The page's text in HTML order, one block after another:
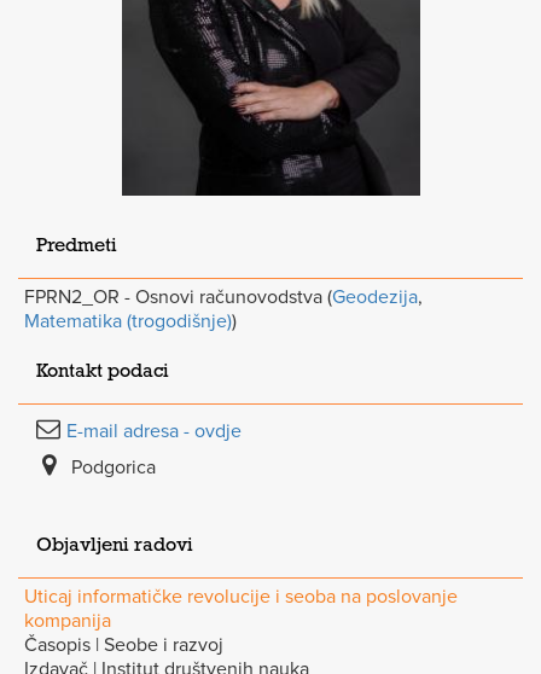
Predmeti
FPRN2_OR - Osnovi računovodstva (Geodezija,
Matematika (trogodišnje))
Kontakt podaci
E-mail adresa - ovdje
Podgorica
Objavljeni radovi
Uticaj informatičke revolucije i seoba na poslovanje
kompanija
Časopis | Seobe i razvoj
Izdavač | Institut društvenih nauka